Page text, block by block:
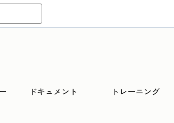
ドキュメント トレーニング